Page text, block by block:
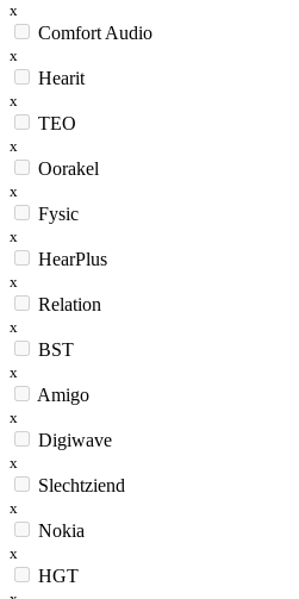
x
Comfort Audio
x
Hearit
x
TEO
x
Oorakel
x
Fysic
x
HearPlus
x
Relation
x
BST
x
Amigo
x
Digiwave
x
Slechtziend
x
Nokia
x
HGT